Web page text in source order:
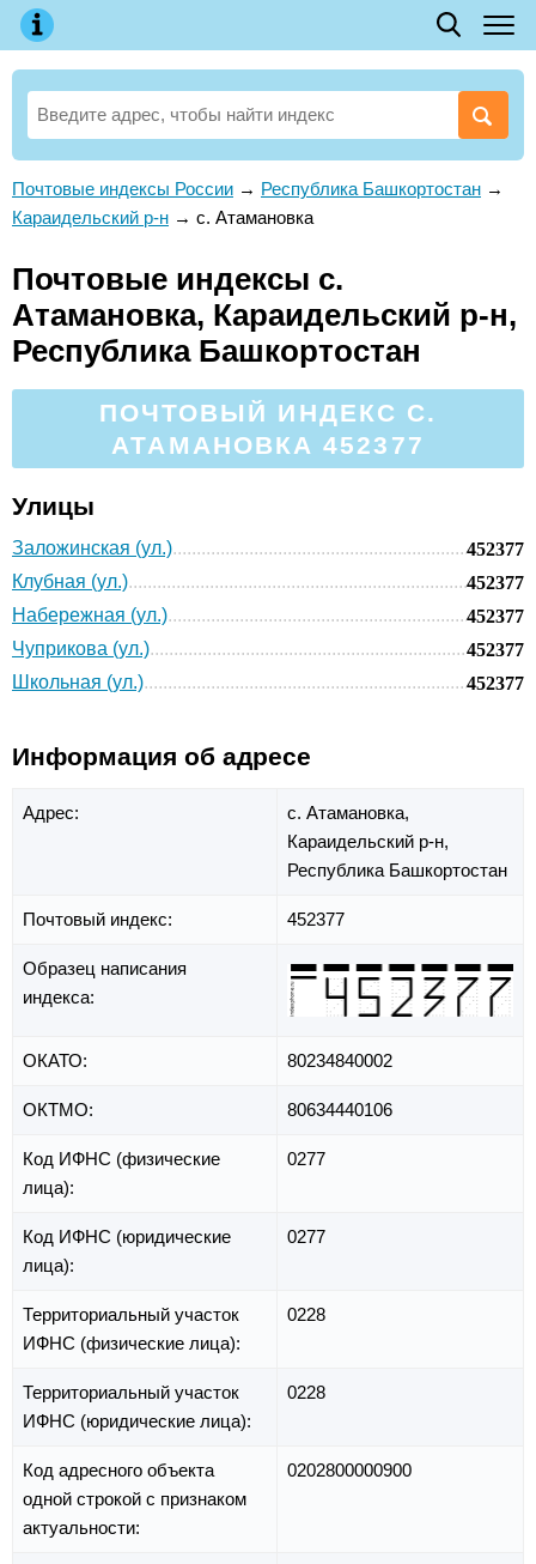
Почтовые индексы России → Республика Башкортостан →
Караидельский р-н → с. Атамановка
Почтовые индексы с.
Атамановка, Караидельский р-н,
Республика Башкортостан
ПОЧТОВЫЙ ИНДЕКС С.
АТАМАНОВКА 452377
Улицы
Заложинская (ул.)
452377
Клубная (ул.)
452377
Набережная (ул.)
452377
Чуприкова (ул.)
452377
Школьная (ул.)
452377
Информация об адресе
Адрес:
с. Атамановка,
Караидельский р-н,
Республика Башкортостан
Почтовый индекс: 452377
Образец написания
индекса:
ОКАТО: 80234840002
ОКТМО: 80634440106
Код ИФНС (физические
лица):
0277
Код ИФНС (юридические
лица):
0277
Территориальный участок
ИФНС (физические лица):
0228
Территориальный участок
ИФНС (юридические лица):
0228
Код адресного объекта
одной строкой с признаком
актуальности:
0202800000900